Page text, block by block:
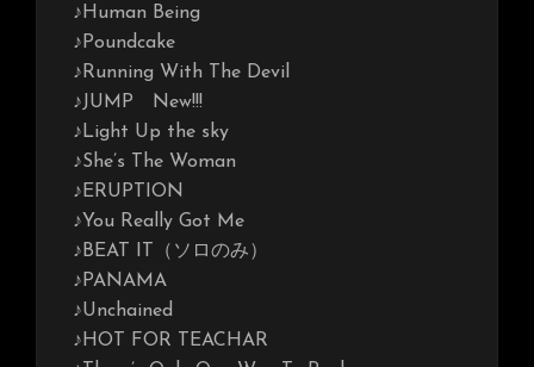
♪Human Being
♪Poundcake
♪Running With The Devil
♪JUMP New!!!
♪Light Up the sky
♪She’s The Woman
♪ERUPTION
♪You Really Got Me
♪BEAT IT（ソロのみ）
♪PANAMA
♪Unchained
♪HOT FOR TEACHAR